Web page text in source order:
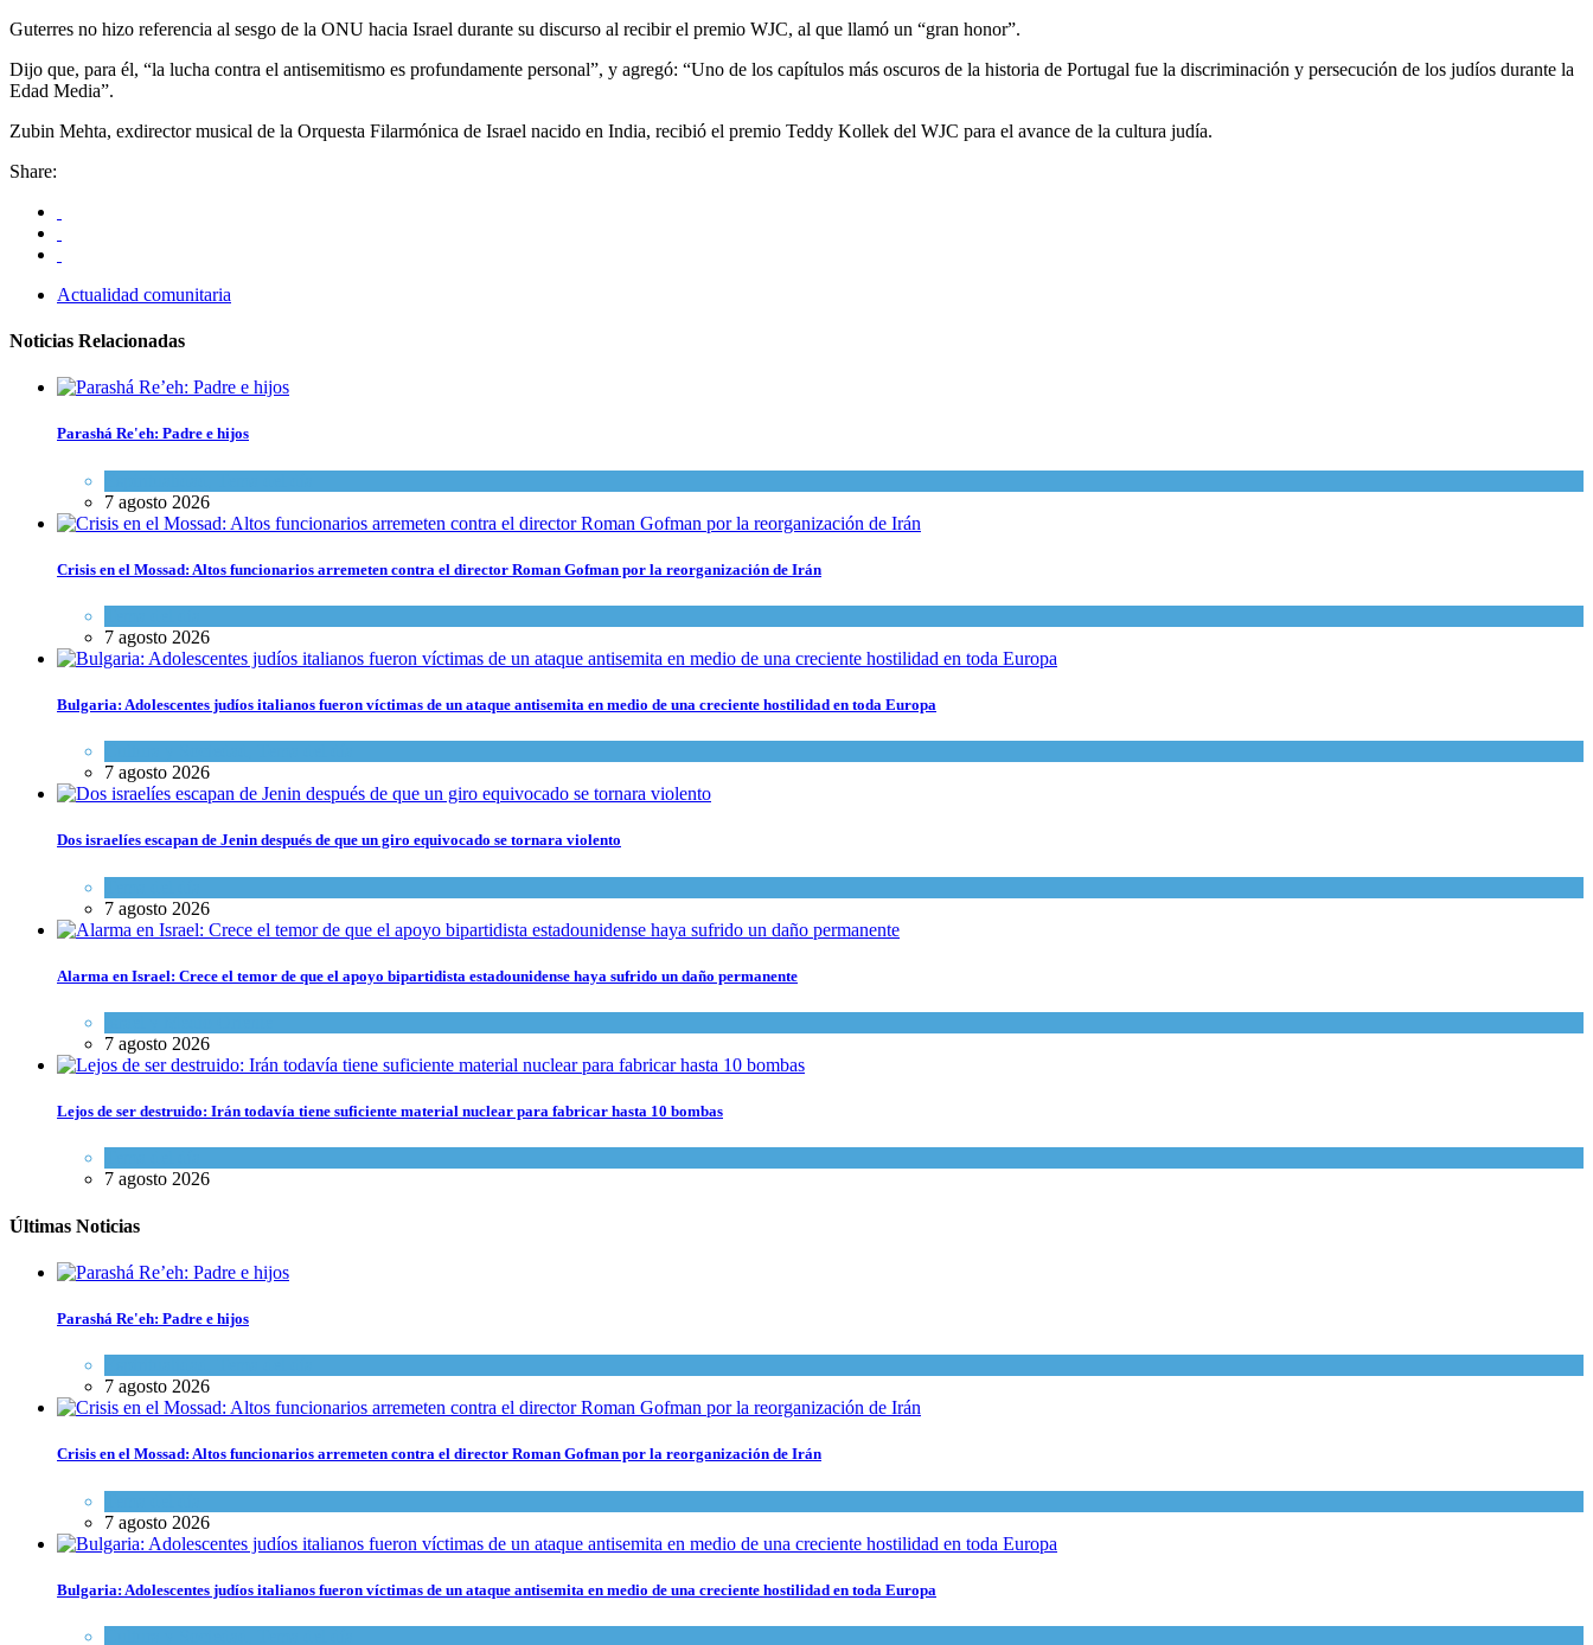
Guterres no hizo referencia al sesgo de la ONU hacia Israel durante su discurso al recibir el premio WJC, al que llamó un “gran honor”.
Dijo que, para él, “la lucha contra el antisemitismo es profundamente personal”, y agregó: “Uno de los capítulos más oscuros de la historia de Portugal fue la discriminación y persecución de los judíos durante la
Edad Media”.
Zubin Mehta, exdirector musical de la Orquesta Filarmónica de Israel nacido en India, recibió el premio Teddy Kollek del WJC para el avance de la cultura judía.
Share:
Actualidad comunitaria
Noticias Relacionadas
Parashá Re'eh: Padre e hijos
7 agosto 2026
Crisis en el Mossad: Altos funcionarios arremeten contra el director Roman Gofman por la reorganización de Irán
7 agosto 2026
Bulgaria: Adolescentes judíos italianos fueron víctimas de un ataque antisemita en medio de una creciente hostilidad en toda Europa
7 agosto 2026
Dos israelíes escapan de Jenin después de que un giro equivocado se tornara violento
7 agosto 2026
Alarma en Israel: Crece el temor de que el apoyo bipartidista estadounidense haya sufrido un daño permanente
7 agosto 2026
Lejos de ser destruido: Irán todavía tiene suficiente material nuclear para fabricar hasta 10 bombas
7 agosto 2026
Últimas Noticias
Parashá Re'eh: Padre e hijos
7 agosto 2026
Crisis en el Mossad: Altos funcionarios arremeten contra el director Roman Gofman por la reorganización de Irán
7 agosto 2026
Bulgaria: Adolescentes judíos italianos fueron víctimas de un ataque antisemita en medio de una creciente hostilidad en toda Europa